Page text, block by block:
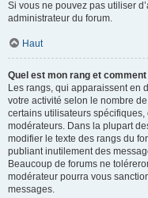
Si vous ne pouvez pas utiliser
administrateur du forum.
Haut
Quel est mon rang et
Les rangs, qui apparaissent en
votre activité selon le nombre
certains utilisateurs
modérateurs. Dans la plupart
modifier le texte des rangs du
publiant inutilement des
Beaucoup de forums ne
modérateur pourra vous
messages.